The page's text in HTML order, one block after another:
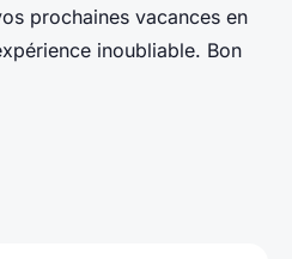
prochaines vacances en
inoubliable. Bon